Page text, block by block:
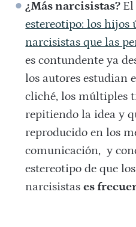
¿Más narcisistas?
estereotipo: los hijos
narcisistas que las
es contundente ya
los autores estudian
cliché, los múltiples
repitiendo la idea y
reproducido en los
comunicación, y
estereotipo de que
narcisistases